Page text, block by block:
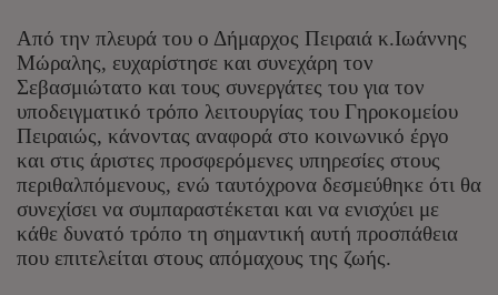
Από την πλευρά του ο Δήμαρχος Πειραιά κ.Ιωάννης
Μώραλης, ευχαρίστησε και συνεχάρη τον
Σεβασμιώτατο και τους συνεργάτες του για τον
υποδειγματικό τρόπο λειτουργίας του Γηροκομείου
Πειραιώς, κάνοντας αναφορά στο κοινωνικό έργο
και στις άριστες προσφερόμενες υπηρεσίες στους
περιθαλπόμενους, ενώ ταυτόχρονα δεσμεύθηκε ότι θα
συνεχίσει να συμπαραστέκεται και να ενισχύει με
κάθε δυνατό τρόπο τη σημαντική αυτή προσπάθεια
που επιτελείται στους απόμαχους της ζωής.